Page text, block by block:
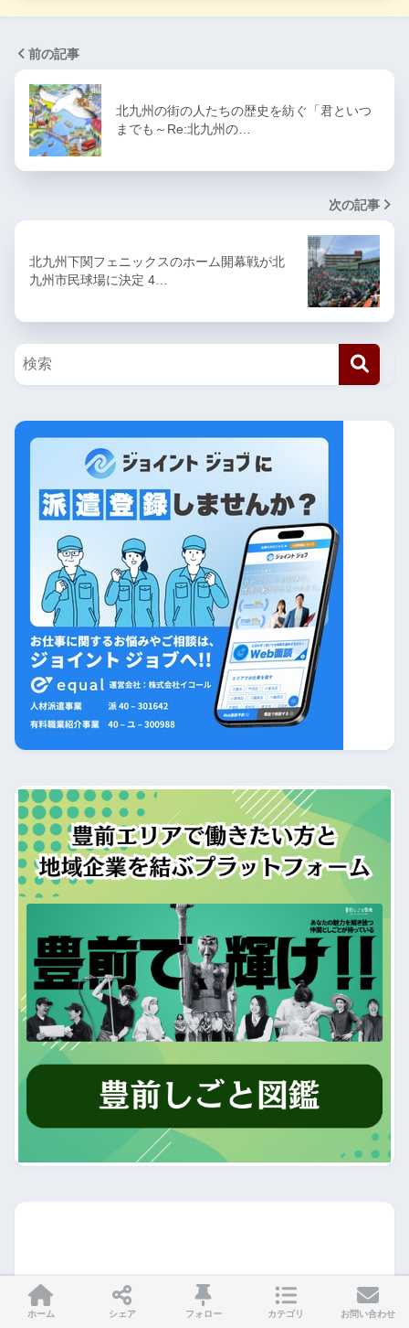
前の記事
北九州の街の人たちの歴史を紡ぐ「君といつ
までも～Re:北九州の…
次の記事
北九州下関フェニックスのホーム開幕戦が北
九州市民球場に決定 4…
ホーム シェア フォロー カテゴリ お問い合わせ